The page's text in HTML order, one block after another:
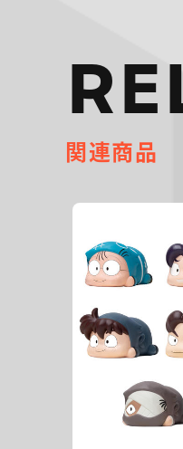
関連商品